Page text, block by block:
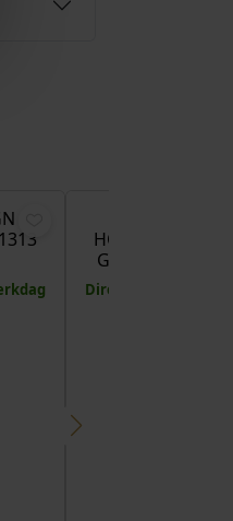
HORLOGE
GOLDPLATED
Direct leverbaar, 1